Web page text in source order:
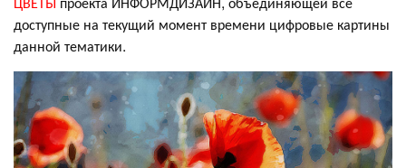
доступные на текущий момент времени цифровые картины
данной тематики.